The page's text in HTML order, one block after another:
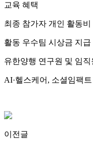
교육 혜택
최종 참가자 개인 활동비
활동 우수팀 시상금 지급
유한양행 연구원 및 임직
AI·헬스케어, 소셜임팩
이전글